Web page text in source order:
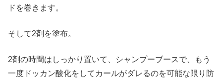
ドを巻きます。
そして2剤を塗布。
2剤の時間はしっかり置いて、シャンプーブースで、もう
一度ドッカン酸化をしてカールがダレるのを可能な限り防